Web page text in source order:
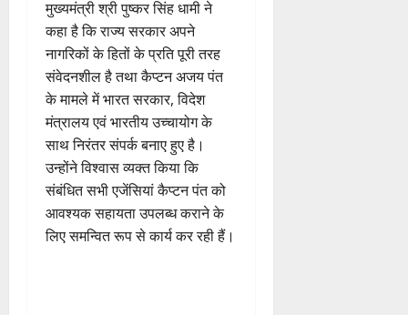
मुख्यमंत्री श्री पुष्कर सिंह धामी ने
कहा है कि राज्य सरकार अपने
नागरिकों के हितों के प्रति पूरी तरह
संवेदनशील है तथा कैप्टन अजय पंत
के मामले में भारत सरकार, विदेश
मंत्रालय एवं भारतीय उच्चायोग के
साथ निरंतर संपर्क बनाए हुए है।
उन्होंने विश्वास व्यक्त किया कि
संबंधित सभी एजेंसियां कैप्टन पंत को
आवश्यक सहायता उपलब्ध कराने के
लिए समन्वित रूप से कार्य कर रही हैं।